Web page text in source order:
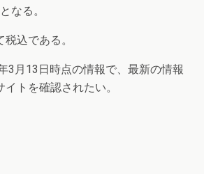
なる。
込である。
3月13日時点の情報で、最新の情報
トを確認されたい。